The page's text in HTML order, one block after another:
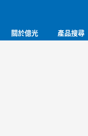
關於億光 產品搜尋